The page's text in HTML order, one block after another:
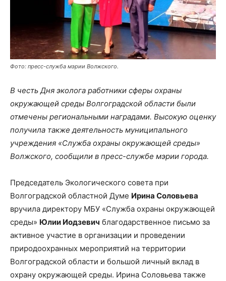
Фото: пресс-служба мэрии Волжского.
В честь Дня эколога работники сферы охраны
окружающей среды Волгоградской области были
отмечены региональными наградами. Высокую оценку
получила также деятельность муниципального
учреждения «Служба охраны окружающей среды»
Волжского, сообщили в пресс-службе мэрии города.
Председатель Экологического совета при
Волгоградской областной Думе Ирина Соловьева
вручила директору МБУ «Служба охраны окружающей
среды» Юлии Иодзевич благодарственное письмо за
активное участие в организации и проведении
природоохранных мероприятий на территории
Волгоградской области и большой личный вклад в
охрану окружающей среды. Ирина Соловьева также